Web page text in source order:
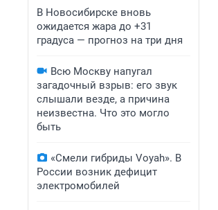
В Новосибирске вновь
ожидается жара до +31
градуса — прогноз на три дня
Всю Москву напугал
загадочный взрыв: его звук
слышали везде, а причина
неизвестна. Что это могло
быть
«Смели гибриды Voyah». В
России возник дефицит
электромобилей